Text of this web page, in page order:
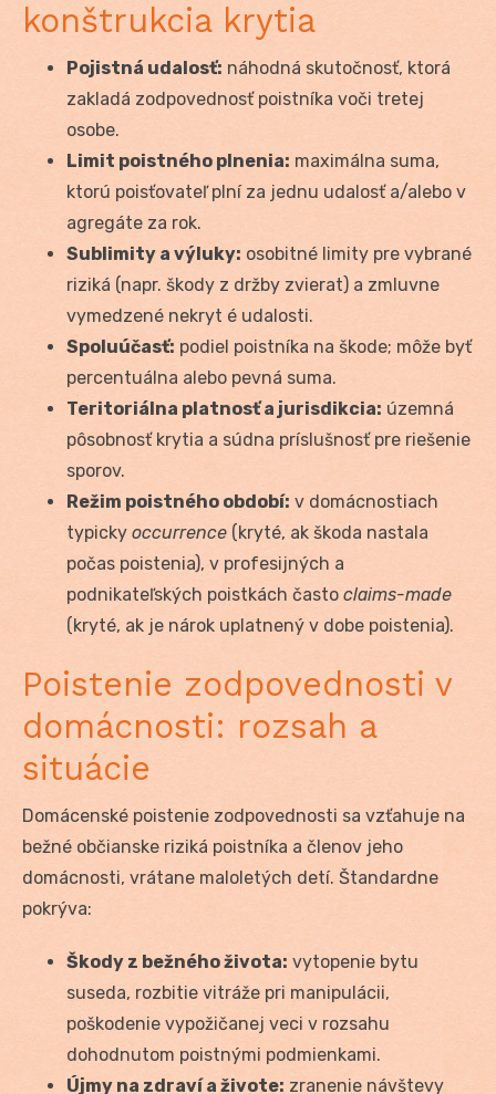
konštrukcia krytia
Pojistná udalosť: náhodná skutočnosť, ktorá
zakladá zodpovednosť poistníka voči tretej
osobe.
Limit poistného plnenia: maximálna suma,
ktorú poisťovateľ plní za jednu udalosť a/alebo v
agregáte za rok.
Sublimity a výluky: osobitné limity pre vybrané
riziká (napr. škody z držby zvierat) a zmluvne
vymedzené nekryt é udalosti.
Spoluúčasť: podiel poistníka na škode; môže byť
percentuálna alebo pevná suma.
Teritoriálna platnosť a jurisdikcia: územná
pôsobnosť krytia a súdna príslušnosť pre riešenie
sporov.
Režim poistného období: v domácnostiach
typicky occurrence (kryté, ak škoda nastala
počas poistenia), v profesijných a
podnikateľských poistkách často claims-made
(kryté, ak je nárok uplatnený v dobe poistenia).
Poistenie zodpovednosti v
domácnosti: rozsah a
situácie
Domácenské poistenie zodpovednosti sa vzťahuje na
bežné občianske riziká poistníka a členov jeho
domácnosti, vrátane maloletých detí. Štandardne
pokrýva:
Škody z bežného života: vytopenie bytu
suseda, rozbitie vitráže pri manipulácii,
poškodenie vypožičanej veci v rozsahu
dohodnutom poistnými podmienkami.
Újmy na zdraví a živote: zranenie návštevy